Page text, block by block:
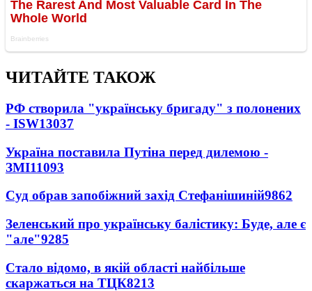
ЧИТАЙТЕ ТАКОЖ
РФ створила "українську бригаду" з полонених
- ISW13037
Україна поставила Путіна перед дилемою -
ЗМІ11093
Суд обрав запобіжний захід Стефанішиній9862
Зеленський про українську балістику: Буде, але є
"але"9285
Стало відомо, в якій області найбільше
скаржаться на ТЦК8213